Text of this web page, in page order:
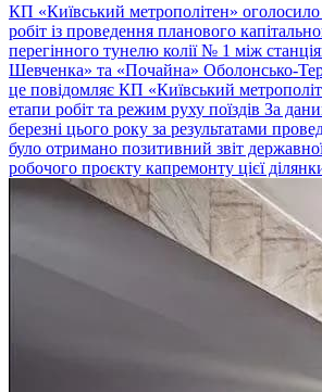
КП «Київський метрополітен»
робіт із проведення планового
перегінного тунелю колії № 1 між
Шевченка» та «Почайна» Оболонсько-
це повідомляє КП «Київський
етапи робіт та режим руху поїздів За
березні цього року за результатами
було отримано позитивний звіт
робочого проєкту капремонту цієї